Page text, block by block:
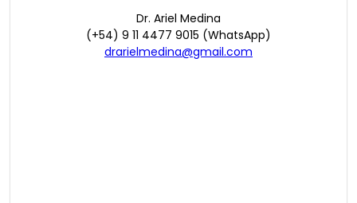
Dr. Ariel Medina
(+54) 9 11 4477 9015 (WhatsApp)
drarielmedina@gmail.com